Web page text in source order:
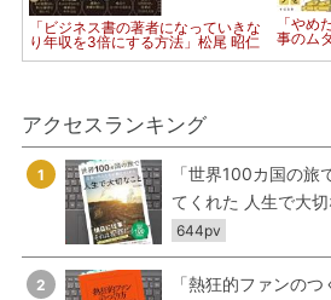
「ビジネス書の著者になっていきな
り年収を3倍にする方法」松尾 昭仁
「やめ
事のム
アクセスランキング
1
「世界100カ国の旅
てくれた 人生で大
644pv
2
「熱狂的ファンの